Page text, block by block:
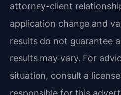
attorney-client
application change and
results do not guarantee
results may vary. For
situation, consult a
responsible for this